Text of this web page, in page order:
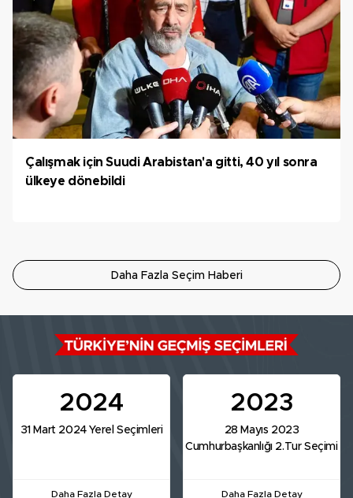
Çalışmak için Suudi Arabistan'a gitti, 40 yıl sonra
ülkeye dönebildi
Daha Fazla Seçim Haberi
2024
31 Mart 2024 Yerel Seçimleri
Daha Fazla Detay
2023
28 Mayıs 2023
Cumhurbaşkanlığı 2.Tur Seçimi
Daha Fazla Detay